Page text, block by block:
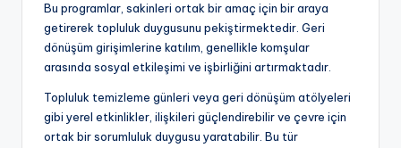
Bu programlar, sakinleri ortak bir amaç için bir araya
getirerek topluluk duygusunu pekiştirmektedir. Geri
dönüşüm girişimlerine katılım, genellikle komşular
arasında sosyal etkileşimi ve işbirliğini artırmaktadır.
Topluluk temizleme günleri veya geri dönüşüm atölyeleri
gibi yerel etkinlikler, ilişkileri güçlendirebilir ve çevre için
ortak bir sorumluluk duygusu yaratabilir. Bu tür